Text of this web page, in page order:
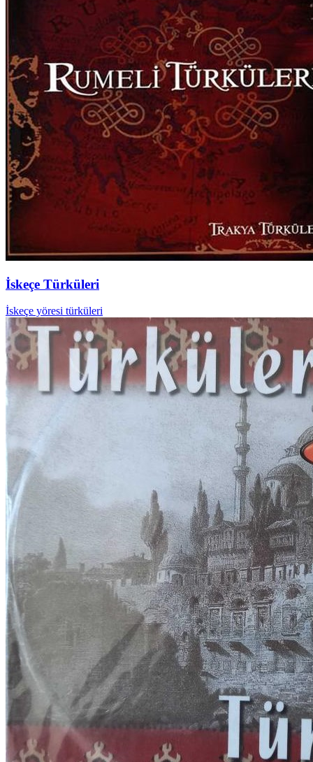
İskeçe Türküleri
İskeçe yöresi türküleri